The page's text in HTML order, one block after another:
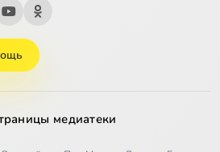
медиатеки